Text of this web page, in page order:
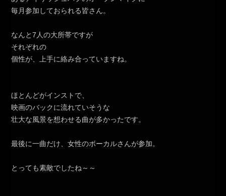
毎月参加しておられる皆さん。
なんと7人の大所帯ですが
それぞれの
個性が、上手に絡み合っていますね。
ほとんどがインストで、
映画のバックに流れていそうな
壮大な風景を想わせる曲が多かったです。
最後に一曲だけ、女性のボーカルさんが参加。
とっても素敵でしたね～～